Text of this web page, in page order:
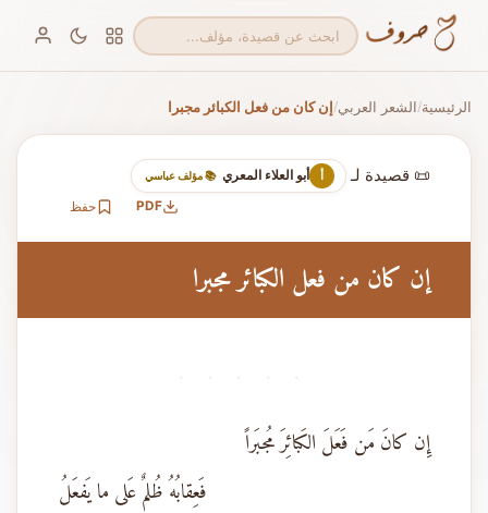
الرئيسية/الشعر العربي/إن كان من فعل الكبائر مجبرا
📜 قصيدة لـ أ أبو العلاء المعري 📚 مؤلف عباسي
PDF حفظ
إن كان من فعل الكبائر مجبرا
· · · · ·
إِن كانَ مَن فَعَلَ الكَبائِرَ مُجبَراً
فَعِقابُهُ ظُلمٌ عَلى ما يَفعَلُ